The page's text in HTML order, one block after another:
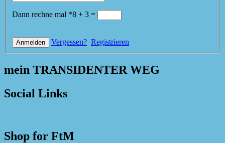
Dann rechne mal *8 + 3 =
Vergessen? Registrieren
mein TRANSIDENTER WEG
Social Links
Shop for FtM